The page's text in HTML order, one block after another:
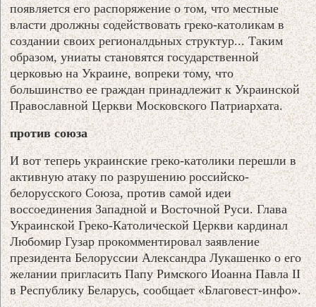
появляется его распоряжение о том, что местные
власти дролжны содействовать греко-католикам в
создании своих регионалдьных структур... Таким
образом, униаты становятся государственной
церковью на Украине, вопреки тому, что
большинство ее граждан принадлежит к Украинской
Православной Церкви Московского Патриархата.
против союза
И вот теперь украинские греко-католики перешли в
активную атаку по разрушению российско-
белорусского Союза, против самой идеи
воссоединения Западной и Восточной Руси. Глава
Украинской Греко-Католической Церкви кардинал
Любомир Гузар прокомментировал заявление
президента Белоруссии Александра Лукашенко о его
желании пригласить Папу Римского Иоанна Павла II
в Республику Беларусь, сообщает «Благовест-инфо».